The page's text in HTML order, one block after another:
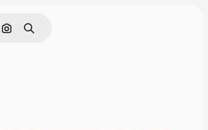
Pesquisar por imagem
Buscar